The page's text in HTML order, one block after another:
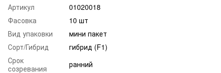
Артикул
01020018
Фасовка
10 шт
Вид упаковки
мини пакет
Сорт/Гибрид
гибрид (F1)
Срок
созревания
ранний